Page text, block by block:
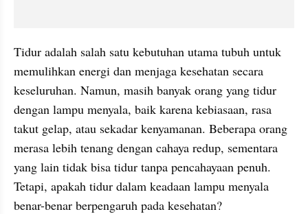
Tidur adalah salah satu kebutuhan utama tubuh untuk
memulihkan energi dan menjaga kesehatan secara
keseluruhan. Namun, masih banyak orang yang tidur
dengan lampu menyala, baik karena kebiasaan, rasa
takut gelap, atau sekadar kenyamanan. Beberapa orang
merasa lebih tenang dengan cahaya redup, sementara
yang lain tidak bisa tidur tanpa pencahayaan penuh.
Tetapi, apakah tidur dalam keadaan lampu menyala
benar-benar berpengaruh pada kesehatan?